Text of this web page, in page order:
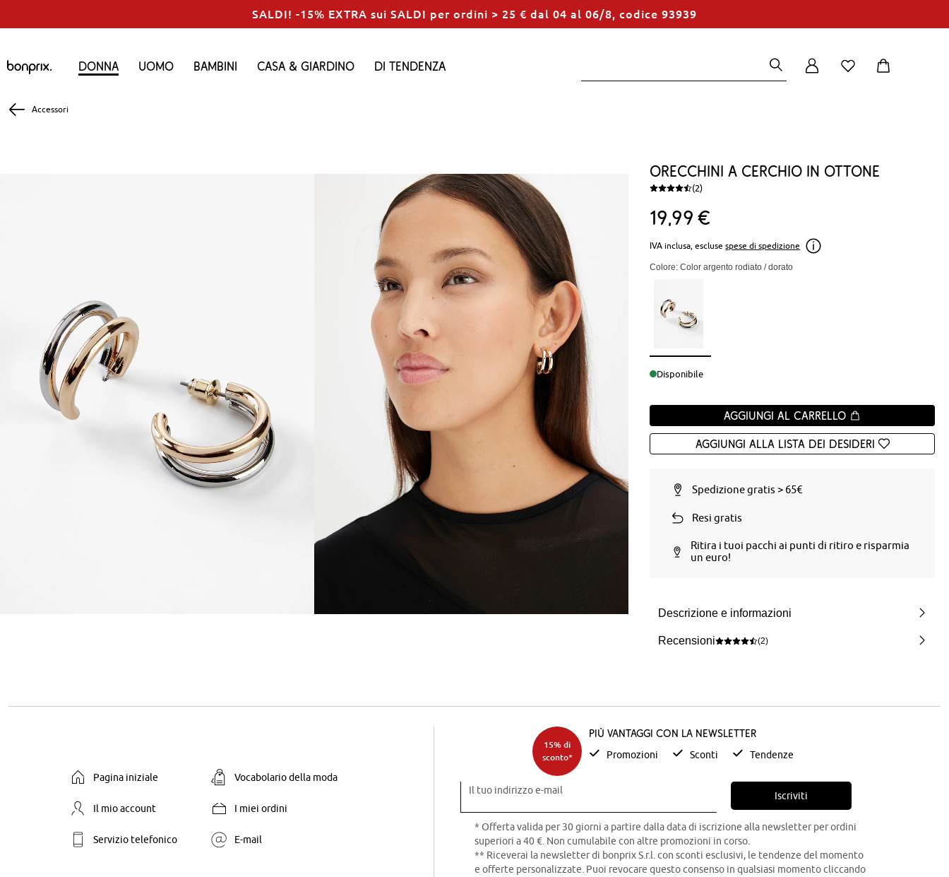
SALDI! -15% EXTRA sui SALDI per ordini > 25 € dal 04 al 06/8, codice 93939
Donna Uomo Bambini Casa & Giardino Di tendenza
Accessori
Orecchini a cerchio in ottone
(2)
19 99 €
IVA inclusa, escluse spese di spedizione
Colore: Color argento rodiato / dorato
Disponibile
Aggiungi al carrello
Aggiungi alla Lista dei desideri
Spedizione gratis > 65€
Resi gratis
Ritira i tuoi pacchi ai punti di ritiro e risparmia
un euro!
Descrizione e informazioni
Recensioni (2)
Pagina iniziale Vocabolario della moda
Il mio account I miei ordini
Servizio telefonico E-mail
15% di
sconto*
Più vantaggi con la newsletter
Promozioni Sconti Tendenze
Il tuo indirizzo e-mail Iscriviti
* Offerta valida per 30 giorni a partire dalla data di iscrizione alla newsletter per ordini
superiori a 40 €. Non cumulabile con altre promozioni in corso.
** Riceverai la newsletter di bonprix S.r.l. con sconti esclusivi, le tendenze del momento
e offerte personalizzate. Puoi revocare questo consenso in qualsiasi momento cliccando